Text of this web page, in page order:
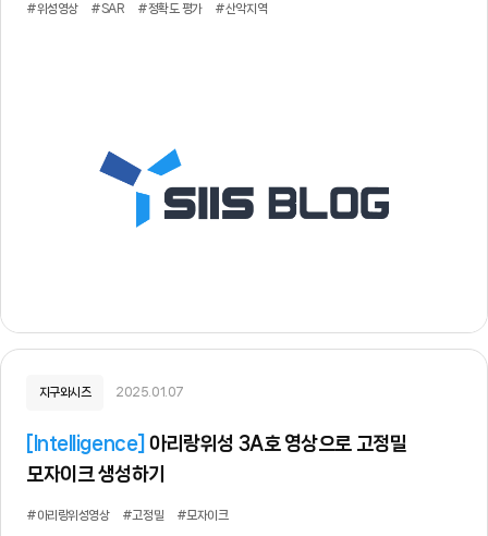
#위성영상 #SAR #정확도 평가 #산악지역
지구와시즈 2025.01.07
Intelligence] 아리랑위성 3A호 영상으로 고정밀
모자이크 생성하기
#아리랑위성영상 #고정밀 #모자이크